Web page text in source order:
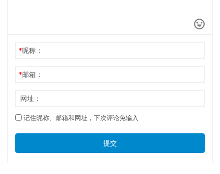
*昵称：
*邮箱：
网址：
记住昵称、邮箱和网址，下次评论免输入
提交